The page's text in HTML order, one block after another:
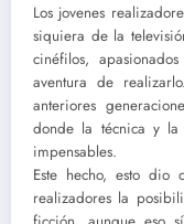
Los jovenes
siquiera de la
cinéfilos,
aventura de
anteriores
donde la técnica y la
impensables.
Este hecho, esto
realizadores la